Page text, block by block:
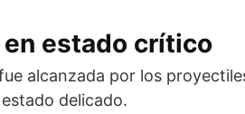
estado crítico
alcanzada por los
delicado.